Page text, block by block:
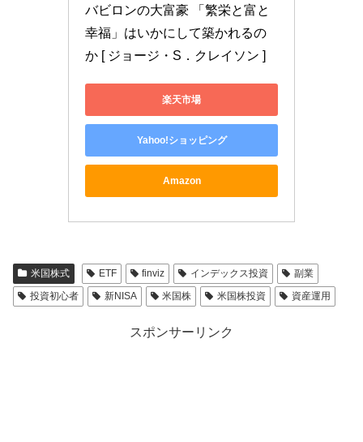
バビロンの大富豪 「繁栄と富と
幸福」はいかにして築かれるの
か [ ジョージ・S．クレイソン ]
楽天市場
Yahoo!ショッピング
Amazon
米国株式 ETF finviz インデックス投資
副業
投資初心者
新NISA 米国株 米国株投資 資産運用
スポンサーリンク